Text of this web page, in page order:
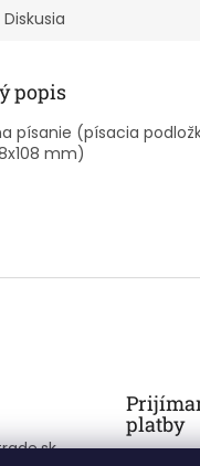
Diskusia
popis
písanie (písacia
mm)
platby